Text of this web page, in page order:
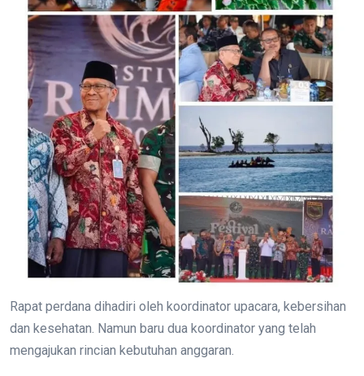
Rapat perdana dihadiri oleh koordinator upacara, kebersihan
dan kesehatan. Namun baru dua koordinator yang telah
mengajukan rincian kebutuhan anggaran.